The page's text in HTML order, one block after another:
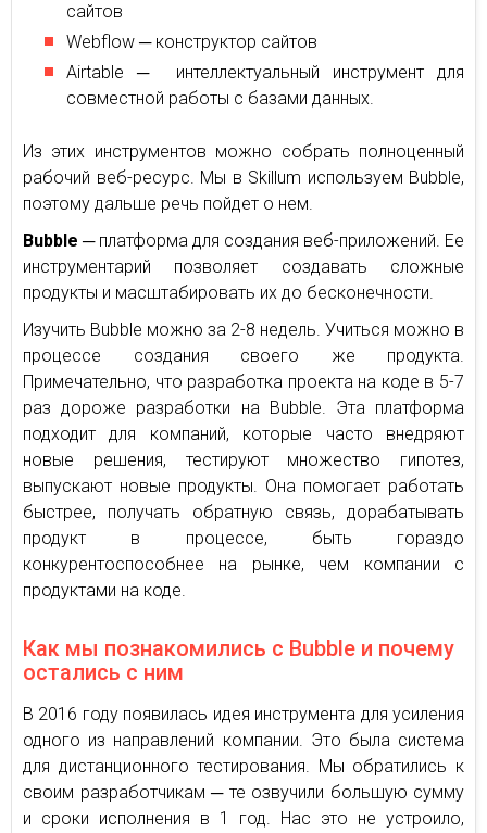
сайтов
Webflow ─ конструктор сайтов
Airtable ─ интеллектуальный инструмент для
совместной работы с базами данных.
Из этих инструментов можно собрать полноценный
рабочий веб-ресурс. Мы в Skillum используем Bubble,
поэтому дальше речь пойдет о нем.
Bubble ─ платформа для создания веб-приложений. Ее
инструментарий позволяет создавать сложные
продукты и масштабировать их до бесконечности.
Изучить Bubble можно за 2-8 недель. Учиться можно в
процессе создания своего же продукта.
Примечательно, что разработка проекта на коде в 5-7
раз дороже разработки на Bubble. Эта платформа
подходит для компаний, которые часто внедряют
новые решения, тестируют множество гипотез,
выпускают новые продукты. Она помогает работать
быстрее, получать обратную связь, дорабатывать
продукт в процессе, быть гораздо
конкурентоспособнее на рынке, чем компании с
продуктами на коде.
Как мы познакомились с Bubble и почему
остались с ним
В 2016 году появилась идея инструмента для усиления
одного из направлений компании. Это была система
для дистанционного тестирования. Мы обратились к
своим разработчикам ─ те озвучили большую сумму
и сроки исполнения в 1 год. Нас это не устроило,